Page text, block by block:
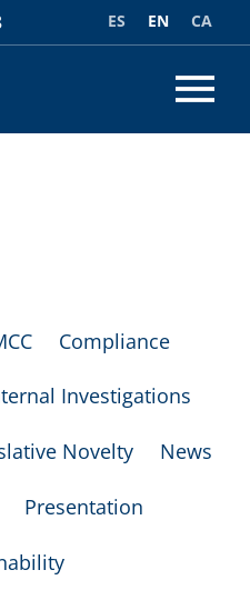
CA
EN
ES
Compliance
Investigations
Novelty News
Presentation